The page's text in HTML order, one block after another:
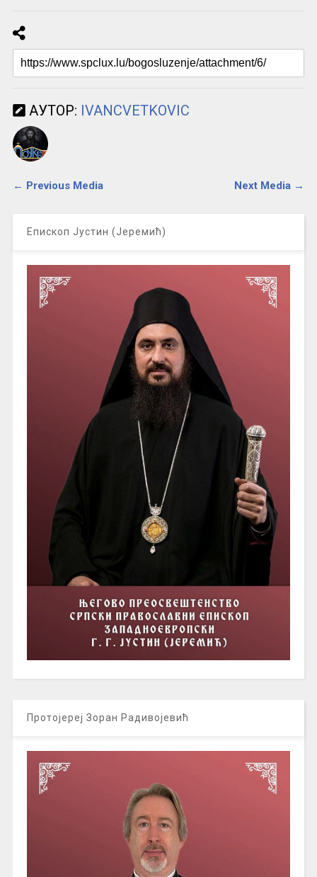
АУТОР: IVANCVETKOVIC
← Previous Media Next Media →
Епископ Јустин (Јеремић)
Протојереј Зоран Радивојевић